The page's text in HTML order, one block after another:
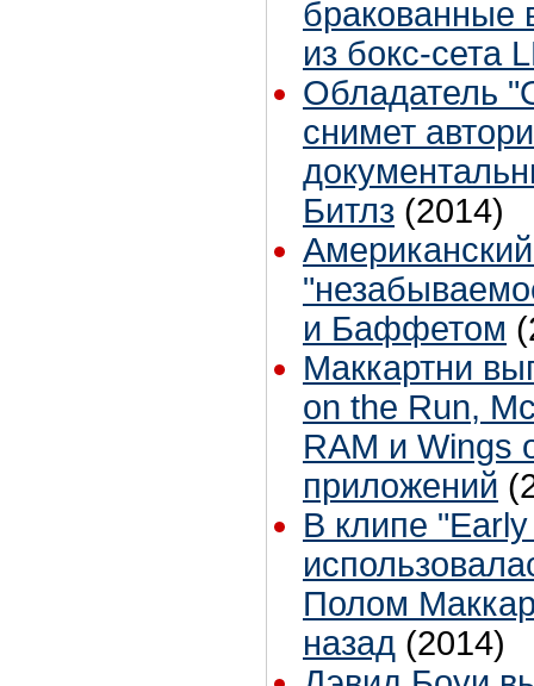
бракованные
из бокс-сета
Обладатель
снимет
Битлз (2014)
и Баффетом
Маккартни
on the Run,
RAM и Wings
приложений
В клипе
Полом
назад (2014)